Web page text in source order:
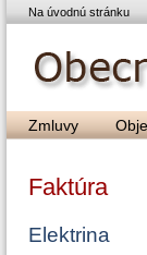
Na úvodnú stránku
Zmluvy
Faktúra
Elektrina